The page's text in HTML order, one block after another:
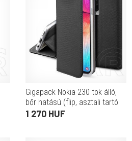
Gigapack Nokia 230 tok álló,
bőr hatású (flip, asztali tartó
funkció, rombusz minta)
1 270 HUF